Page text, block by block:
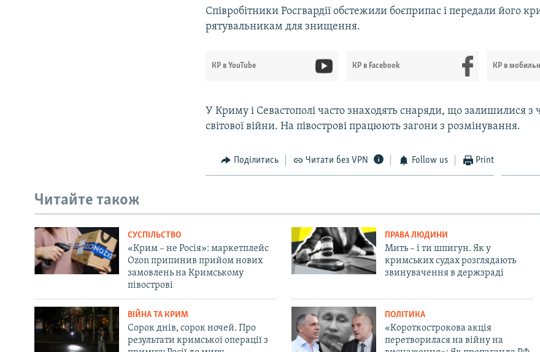
Співробітники Росгвардії обстежили боєприпас і передали його
рятувальникам для знищення.
КР в YouTube КР в Facebook КР в
У Криму і Севастополі часто знаходять снаряди, що залишилися з
світової війни. На півострові працюють загони з розмінування.
Поділитись Читати без VPN Follow us Print
Читайте також
СУСПІЛЬСТВО
«Крим – не Росія»: маркетплейс
Ozon припинив прийом нових
замовлень на Кримському
півострові
ПРАВА ЛЮДИНИ
Мить – і ти шпигун. Як у
кримських судах розглядають
звинувачення в держзраді
ВІЙНА ТА КРИМ
Сорок днів, сорок ночей. Про
результати кримської операції з
ПОЛІТИКА
«Короткострокова акція
перетворилася на війну на